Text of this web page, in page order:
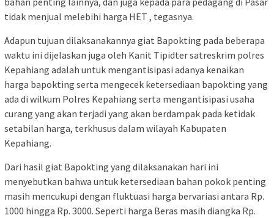
tidak menjual melebihi harga HET , tegasnya.
Adapun tujuan dilaksanakannya giat Bapokting pada beberapa
waktu ini dijelaskan juga oleh Kanit Tipidter satreskrim polres
Kepahiang adalah untuk mengantisipasi adanya kenaikan
harga bapokting serta mengecek ketersediaan bapokting yang
ada di wilkum Polres Kepahiang serta mengantisipasi usaha
curang yang akan terjadi yang akan berdampak pada ketidak
setabilan harga, terkhusus dalam wilayah Kabupaten
Kepahiang.
Dari hasil giat Bapokting yang dilaksanakan hari ini
menyebutkan bahwa untuk ketersediaan bahan pokok penting
masih mencukupi dengan fluktuasi harga bervariasi antara Rp.
1000 hingga Rp. 3000. Seperti harga Beras masih diangka Rp.